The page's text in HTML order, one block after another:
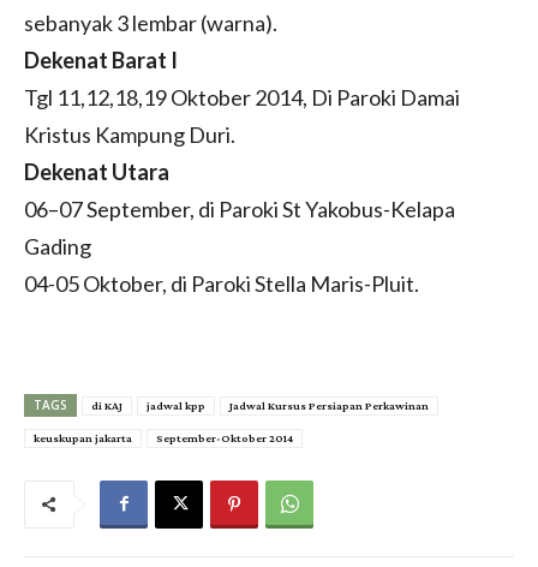
sebanyak 3 lembar (warna).
Dekenat Barat I
Tgl 11,12,18,19 Oktober 2014, Di Paroki Damai
Kristus Kampung Duri.
Dekenat Utara
06–07 September, di Paroki St Yakobus-Kelapa
Gading
04-05 Oktober, di Paroki Stella Maris-Pluit.
TAGS di KAJ jadwal kpp Jadwal Kursus Persiapan Perkawinan
keuskupan jakarta September-Oktober 2014